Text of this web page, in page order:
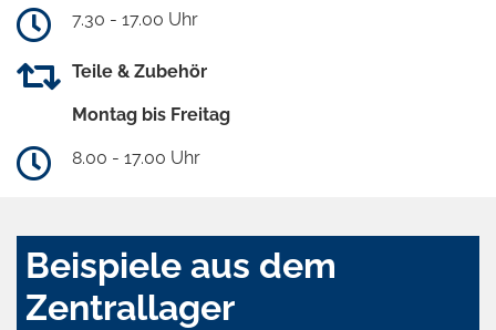
7.30 - 17.00 Uhr
Teile & Zubehör
Montag bis Freitag
8.00 - 17.00 Uhr
Beispiele aus dem
Zentrallager